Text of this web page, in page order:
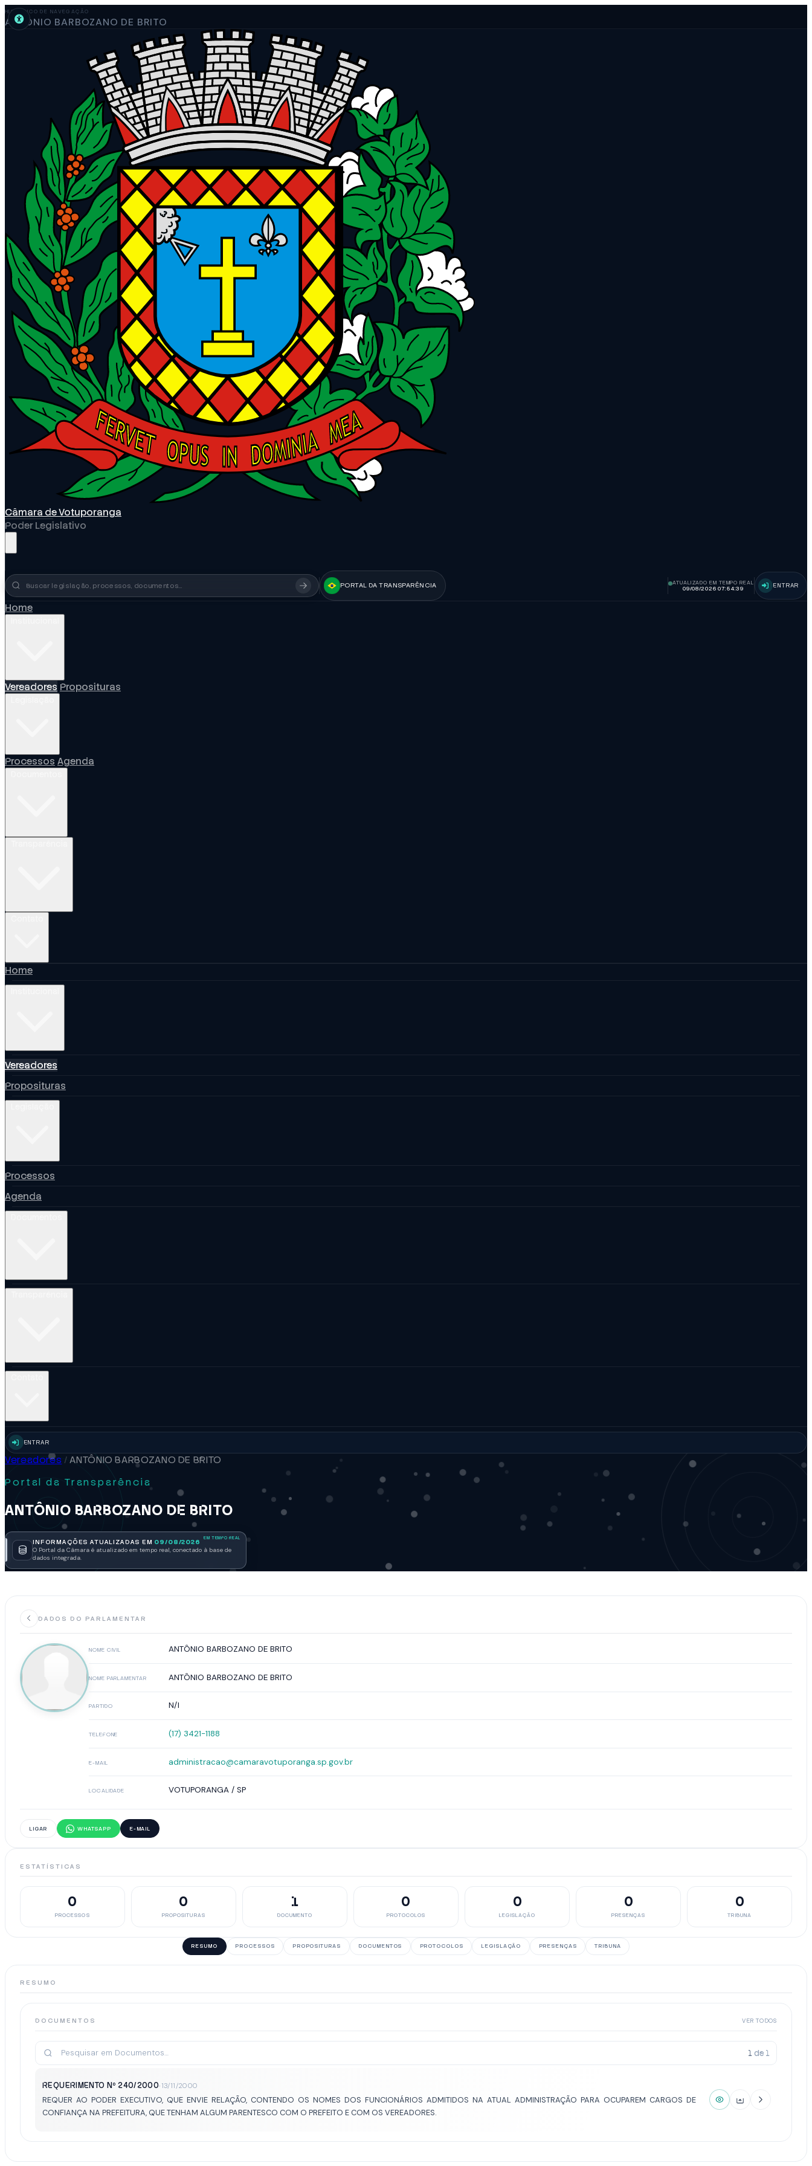
HISTÓRICO DE NAVEGAÇÃO
ANTÔNIO BARBOZANO DE BRITO
Câmara de Votuporanga
Poder Legislativo
Busca no portal PORTAL DA TRANSPARÊNCIA
ATUALIZADO EM TEMPO REAL
09/08/2026 07:54:40
ENTRAR
Home
Vereadores Proposituras
Processos Agenda
Home
Vereadores
Proposituras
Processos
Agenda
ENTRAR
Vereadores / ANTÔNIO BARBOZANO DE BRITO
Portal da Transparência
ANTÔNIO BARBOZANO DE BRITO
INFORMAÇÕES ATUALIZADAS EM 09/08/2026
O Portal da Câmara é atualizado em tempo real, conectado à base de
dados integrada.
DADOS DO PARLAMENTAR
NOME CIVIL ANTÔNIO BARBOZANO DE BRITO
NOME PARLAMENTAR ANTÔNIO BARBOZANO DE BRITO
PARTIDO N/I
TELEFONE (17) 3421-1188
E-MAIL administracao@camaravotuporanga.sp.gov.br
LOCALIDADE VOTUPORANGA / SP
LIGAR WHATSAPP E-MAIL
ESTATÍSTICAS
0
PROCESSOS
0
PROPOSITURAS
1
DOCUMENTO
0
PROTOCOLOS
0
LEGISLAÇÃO
0
PRESENÇAS
0
TRIBUNA
RESUMO PROCESSOS PROPOSITURAS DOCUMENTOS PROTOCOLOS LEGISLAÇÃO PRESENÇAS TRIBUNA
RESUMO
DOCUMENTOS VER TODOS
1 de 1
REQUERIMENTO Nº 240/2000· 13/11/2000
REQUER AO PODER EXECUTIVO, QUE ENVIE RELAÇÃO, CONTENDO OS NOMES DOS FUNCIONÁRIOS ADMITIDOS NA ATUAL ADMINISTRAÇÃO PARA OCUPAREM CARGOS DE
CONFIANÇA NA PREFEITURA, QUE TENHAM ALGUM PARENTESCO COM O PREFEITO E COM OS VEREADORES.